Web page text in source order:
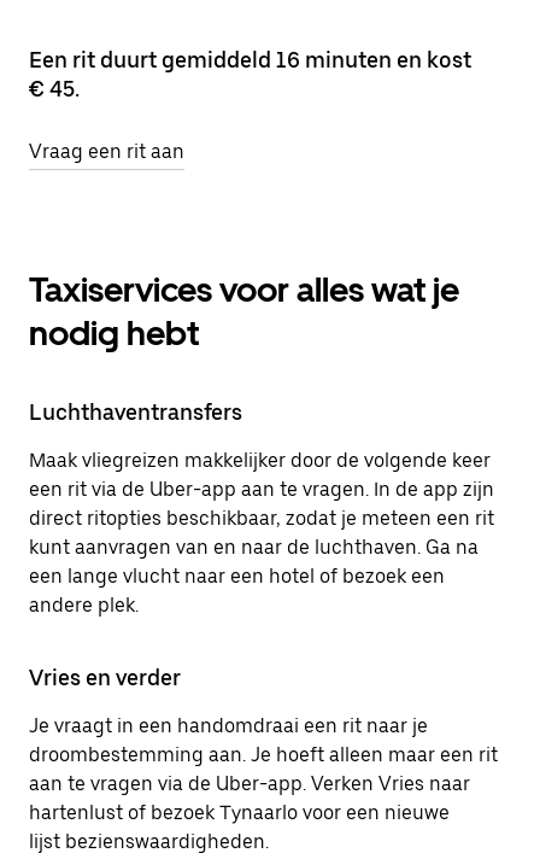
Een rit duurt gemiddeld 16 minuten en kost
€ 45.
Vraag een rit aan
Taxiservices voor alles wat je
nodig hebt
Luchthaventransfers
Maak vliegreizen makkelijker door de volgende keer
een rit via de Uber-app aan te vragen. In de app zijn
direct ritopties beschikbaar, zodat je meteen een rit
kunt aanvragen van en naar de luchthaven. Ga na
een lange vlucht naar een hotel of bezoek een
andere plek.
Vries en verder
Je vraagt in een handomdraai een rit naar je
droombestemming aan. Je hoeft alleen maar een rit
aan te vragen via de Uber-app. Verken Vries naar
hartenlust of bezoek Tynaarlo voor een nieuwe
lijst bezienswaardigheden.